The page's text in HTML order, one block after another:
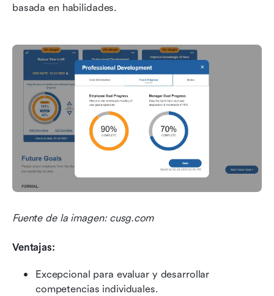
basada en habilidades.
Fuente de la imagen: cusg.com
Ventajas:
Excepcional para evaluar y desarrollar
competencias individuales.